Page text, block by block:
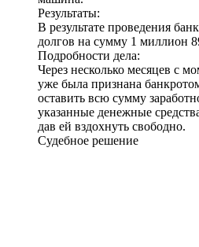
Результаты:
В результате проведения
долгов на сумму 1 миллион
Подробности дела:
Через несколько месяцев с
уже была признана
оставить всю сумму
указанные денежные
дав ей вздохнуть свободно.
Судебное решение